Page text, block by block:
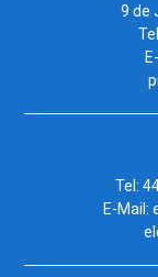
9 de
Tel:
E-Mail: